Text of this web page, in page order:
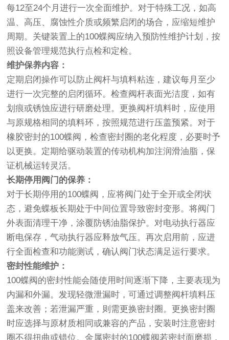
每12至24个月进行一次全面维护。对于特殊工况，如高
温、高压、腐蚀性介质或频繁启闭的场合，应缩短维护
周期。关键装置上的100蝶阀应纳入预防性维护计划，按
照设备管理规范执行点检和定检。
维护保养内容：
定期启闭操作可以防止阀杆与填料粘连，建议每月至少
进行一次完整的启闭循环。检查阀杆表面光洁度，如有
划痕或锈蚀应进行研磨处理。更换阀杆填料时，应使用
与原规格相同的填料环，按照规范进行压盖预紧。对于
橡胶密封的100蝶阀，检查密封圈的老化程度，必要时予
以更换。定期给驱动装置的传动机构加注润滑油脂，保
证机械运转灵活。
长期停用阀门的保养：
对于长期停用的100蝶阀，应将阀门处于全开或全闭状
态，避免蝶板长期处于中间位置导致密封变形。将阀门
外表面清理干净，涂覆防锈油脂保护。对电动执行器应
断电保存，气动执行器应释放气压。再次启用前，应进
行全面检查和功能测试，确认阀门状态满足运行要求。
密封性能维护：
100蝶阀的密封性能会随使用时间逐渐下降，主要表现为
内漏和外漏。发现轻微泄漏时，可通过调整阀杆填料压
盖来改善；若泄漏严重，则需更换密封圈。更换密封圈
时应选择与原材质相同或兼容的产品，安装时注意密封
圈不得扭曲或错位。金属密封的100蝶阀若密封面磨损，